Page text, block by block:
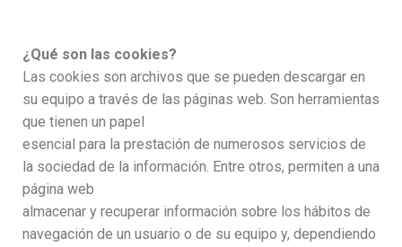
¿Qué son las cookies?
Las cookies son archivos que se pueden descargar en
su equipo a través de las páginas web. Son herramientas
que tienen un papel
esencial para la prestación de numerosos servicios de
la sociedad de la información. Entre otros, permiten a una
página web
almacenar y recuperar información sobre los hábitos de
navegación de un usuario o de su equipo y, dependiendo